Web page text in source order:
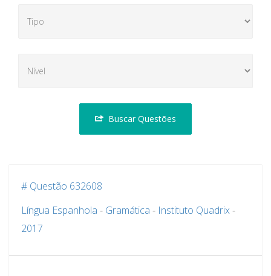
Buscar Questões
# Questão 632608
Língua Espanhola - Gramática - Instituto Quadrix-
2017